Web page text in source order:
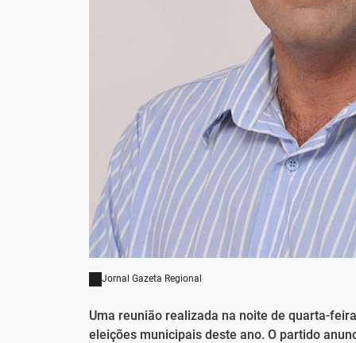
Jornal Gazeta Regional
Uma reunião realizada na noite de quarta-
eleições municipais deste ano. O partido